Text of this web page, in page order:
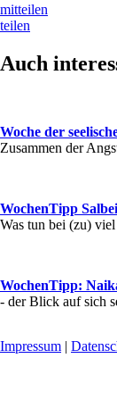
mitteilen
teilen
Auch
Woche der
Zusammen der
WochenTipp
Was tun bei (zu)
WochenTipp:
- der Blick auf sich
Impressum |